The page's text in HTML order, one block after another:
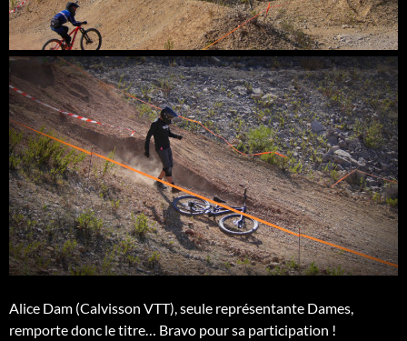
Alice Dam (Calvisson VTT), seule représentante Dames,
remporte donc le titre… Bravo pour sa participation !